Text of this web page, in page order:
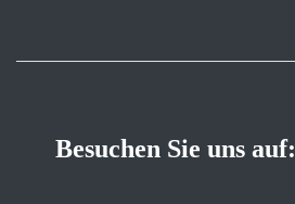
Besuchen Sie uns auf: